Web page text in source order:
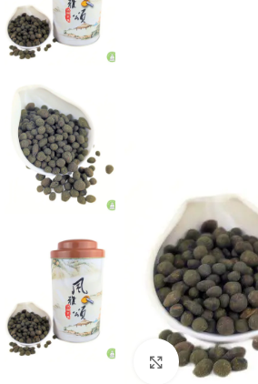
Нажмите,